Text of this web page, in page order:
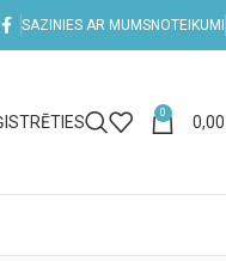
SAZINIES AR MUMSNOTEIKUMI
0